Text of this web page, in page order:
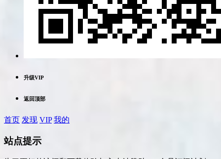
升级VIP
返回顶部
首页 发现 VIP 我的
站点提示